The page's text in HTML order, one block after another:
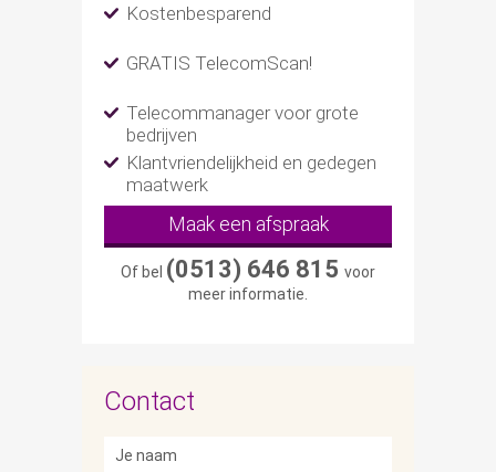
Kostenbesparend
GRATIS TelecomScan!
Telecommanager voor grote
bedrijven
Klantvriendelijkheid en gedegen
maatwerk
Maak een afspraak
Of bel (0513) 646 815 voor
meer informatie.
Contact